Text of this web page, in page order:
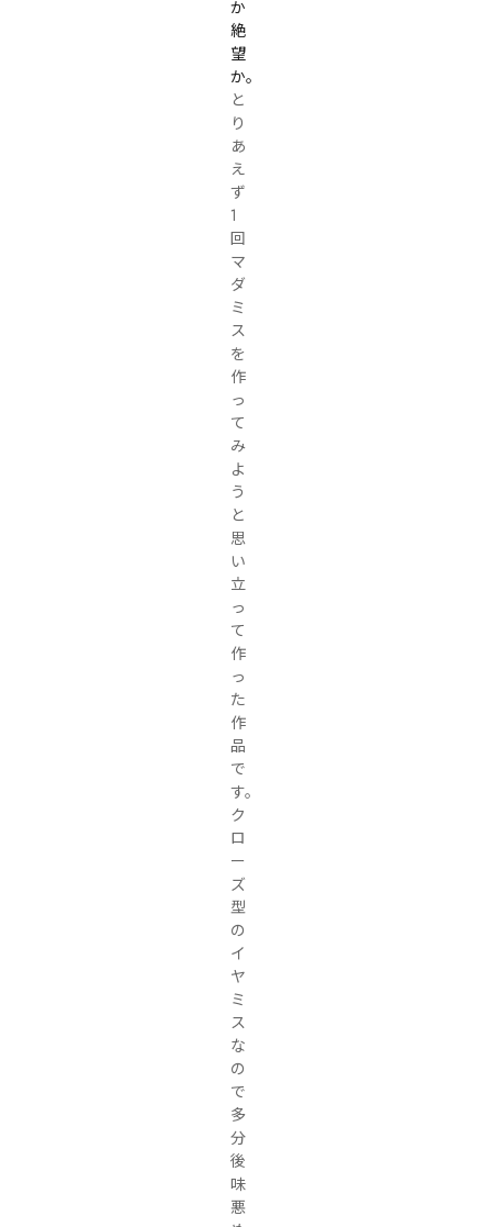
か
絶
望
か。
と
り
あ
え
ず
1
回
マ
ダ
ミ
ス
を
作
っ
て
み
よ
う
と
思
い
立
っ
て
作
っ
た
作
品
で
す。
ク
ロ
ー
ズ
型
の
イ
ヤ
ミ
ス
な
の
で
多
分
後
味
悪